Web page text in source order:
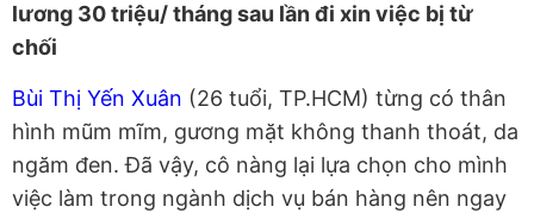
lương 30 triệu/ tháng sau lần đi xin việc bị từ
chối
Bùi Thị Yến Xuân (26 tuổi, TP.HCM) từng có thân
hình mũm mĩm, gương mặt không thanh thoát, da
ngăm đen. Đã vậy, cô nàng lại lựa chọn cho mình
việc làm trong ngành dịch vụ bán hàng nên ngay